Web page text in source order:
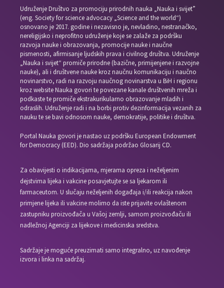
Udruženje Društvo za promociju prirodnih nauka „Nauka i svijet”
(eng. Society for science advocacy „Science and the world“)
osnovano je 2017. godine i nezavisno je, nevladino, nestranačko,
nereligijsko i neprofitno udruženje koje se zalaže za podršku
razvoja nauke i obrazovanja, promocije nauke i naučne
pismenosti, afirmisanje ljudskih prava i civilnog društva. Udruženje
„Nauka i svijet“ promiče prirodne (bazične, primijenjene i razvojne
nauke), ali i društvene nauke kroz naučnu komunikaciju i naučno
novinarstvo, radi na razvoju naučnog novinarstva u BiH i regionu
kroz website Nauka govori te povezane kanale društvenih mreža i
podkaste te promiče ekstrakurikularno obrazovanje mladih i
odraslih. Udruženje radi i na borbi protiv dezinformacija vezanih za
nauku te se bavi odnosom nauke, demokratije, politike i društva.
Portal Nauka govori je nastao uz podršku European Endowment
for Democracy (EED). Dio sadržaja podržao Glosarij CD.
Za obavijesti o indikacijama, mjerama opreza i neželjenim
dejstvima lijeka i vakcine posavjetujte se sa ljekarom ili
farmaceutom. U slučaju neželjenih događaja i/ili reakcija nakon
primjene lijeka ili vakcine molimo da iste prijavite ovlaštenom
zastupniku proizvođača u Vašoj zemlji, samom proizvođaču ili
nadležnoj Agenciji za lijekove i medicinska sredstva.
Sadržaje je moguće preuzimati samo integralno, uz navođenje
izvora i linka na sadržaj.